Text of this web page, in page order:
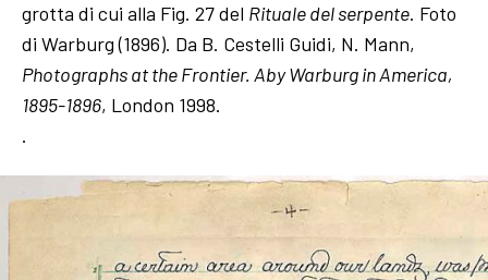
grotta di cui alla Fig. 27 del Rituale del serpente. Foto
di Warburg (1896). Da B. Cestelli Guidi, N. Mann,
Photographs at the Frontier. Aby Warburg in America,
1895-1896, London 1998.
.